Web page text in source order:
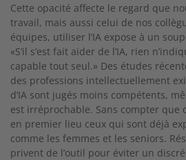
Cette opacité affecte le regard que
travail, mais aussi celui de nos
équipes, utiliser l’IA expose à un
«S’il s’est fait aider de l’IA, rien
capable tout seul.» Des études
des professions intellectuellement
d’IA sont jugés moins compétents,
est irréprochable. Sans compter que
en premier lieu ceux qui sont déjà
comme les femmes et les seniors.
privent de l’outil pour éviter un